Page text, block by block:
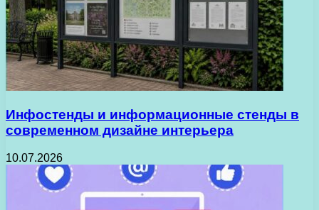
Инфостенды и информационные стенды в
современном дизайне интерьера
10.07.2026